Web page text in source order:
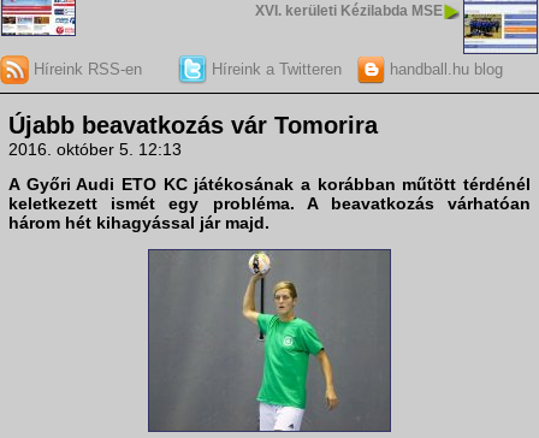
XVI. kerületi Kézilabda MSE
Híreink RSS-en Híreink a Twitteren handball.hu blog
Újabb beavatkozás vár Tomorira
2016. október 5. 12:13
A Győri Audi ETO KC játékosának a korábban műtött térdénél
keletkezett ismét egy probléma. A beavatkozás várhatóan
három hét kihagyással jár majd.